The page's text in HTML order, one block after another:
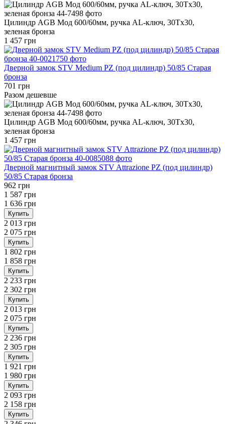
Цилиндр AGB Мод 600/60мм, ручка AL-ключ, 30Tx30,
зеленая бронза
1 457 грн
Дверной замок STV Medium PZ (под цилиндр) 50/85 Старая
бронза
701 грн
Разом дешевше
Цилиндр AGB Мод 600/60мм, ручка AL-ключ, 30Tx30,
зеленая бронза
1 457 грн
Дверной магнитный замок STV Attrazione PZ (под цилиндр)
50/85 Старая бронза
962 грн
1 587 грн
1 636 грн
Купить
2 013 грн
2 075 грн
Купить
1 802 грн
1 858 грн
Купить
2 233 грн
2 302 грн
Купить
2 013 грн
2 075 грн
Купить
2 236 грн
2 305 грн
Купить
1 921 грн
1 980 грн
Купить
2 093 грн
2 158 грн
Купить